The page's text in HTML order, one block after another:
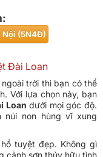
Nội (5N4Đ)
Đài Loan
trời thì bạn có thể
Với lựa chọn này, bạn
Loan dưới mọi góc độ.
núi non hùng vĩ xung
tuyệt đẹp. Không gì